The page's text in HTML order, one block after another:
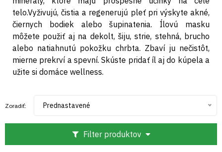
telo.Vyživujú, čistia a regenerujú pleť pri výskyte akné,
čiernych bodiek alebo šupinatenia. Ílovú masku
môžete použiť aj na dekolt, šiju, strie, stehná, brucho
alebo natiahnutú pokožku chrbta. Zbaví ju nečistôt,
mierne prekrví a spevní. Skúste pridať íl aj do kúpela a
užite si domáce wellness.
Filter produktov
Zoradiť: Prednastavené